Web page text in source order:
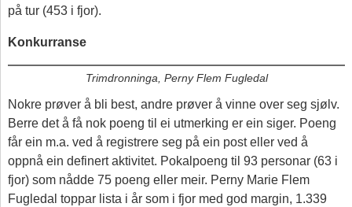
på tur (453 i fjor).
Konkurranse
Trimdronninga, Perny Flem Fugledal
Nokre prøver å bli best, andre prøver å vinne over seg sjølv.
Berre det å få nok poeng til ei utmerking er ein siger. Poeng
får ein m.a. ved å registrere seg på ein post eller ved å
oppnå ein definert aktivitet. Pokalpoeng til 93 personar (63 i
fjor) som nådde 75 poeng eller meir. Perny Marie Flem
Fugledal toppar lista i år som i fjor med god margin, 1.339